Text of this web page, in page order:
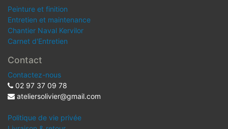
Peinture et finition
Entretien et maintenance
Chantier Naval Kervilor
Carnet d'Entretien
Contact
Contactez-nous
02 97 37 09 78
ateliersolivier@gmail.com
Politique de vie privée